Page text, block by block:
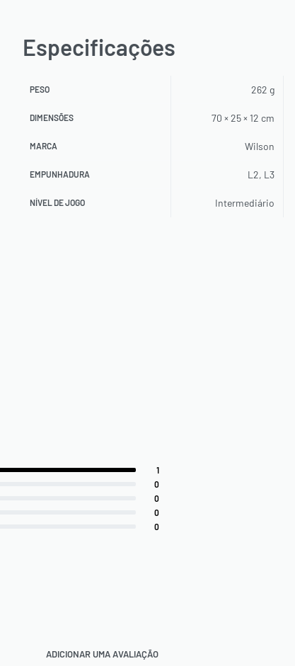
Especificações
PESO 262 g
DIMENSÕES 70 × 25 × 12 cm
MARCA Wilson
EMPUNHADURA L2, L3
NÍVEL DE JOGO Intermediário
1
0
0
0
0
ADICIONAR UMA AVALIAÇÃO